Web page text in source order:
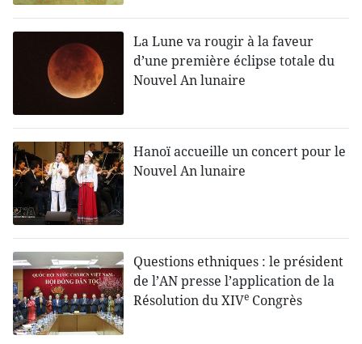
La Lune va rougir à la faveur
d’une première éclipse totale du
Nouvel An lunaire
Hanoï accueille un concert pour le
Nouvel An lunaire
Questions ethniques : le président
de l’AN presse l’application de la
Résolution du XIVe Congrès